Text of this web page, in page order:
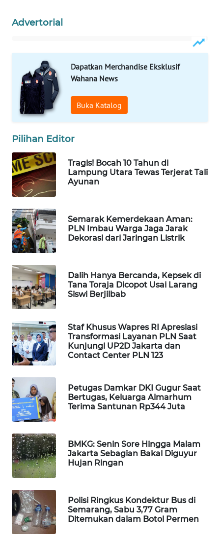
Advertorial
Dapatkan Merchandise Eksklusif
Wahana News
Buka Katalog
Pilihan Editor
Tragis! Bocah 10 Tahun di
Lampung Utara Tewas Terjerat Tali
Ayunan
Semarak Kemerdekaan Aman:
PLN Imbau Warga Jaga Jarak
Dekorasi dari Jaringan Listrik
Dalih Hanya Bercanda, Kepsek di
Tana Toraja Dicopot Usai Larang
Siswi Berjilbab
Staf Khusus Wapres RI Apresiasi
Transformasi Layanan PLN Saat
Kunjungi UP2D Jakarta dan
Contact Center PLN 123
Petugas Damkar DKI Gugur Saat
Bertugas, Keluarga Almarhum
Terima Santunan Rp344 Juta
BMKG: Senin Sore Hingga Malam
Jakarta Sebagian Bakal Diguyur
Hujan Ringan
Polisi Ringkus Kondektur Bus di
Semarang, Sabu 3,77 Gram
Ditemukan dalam Botol Permen
MAWAKA
ID
MARTABAT
NET
PLN
WATCH
LPKKI
LKKI
PORTAL
KONSUMEN
FORWAMKI
ALPERKLINAS
FORJASIDA
TAMBANG
NEWS
SITUNGIR
NEWS
SIDIKALANG
SIBARAGAS
NEWS
METRO
SIANTAR
NEWS